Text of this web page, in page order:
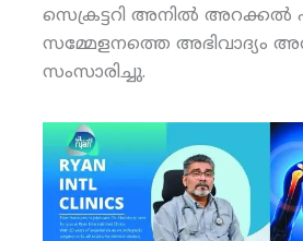
സെക്രട്ടറി അനില്‍ അറക്കല്‍
സമ്മേളനത്തെ അഭിവാദ്യം
സംസാരിച്ചു.